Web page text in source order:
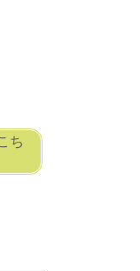
ち